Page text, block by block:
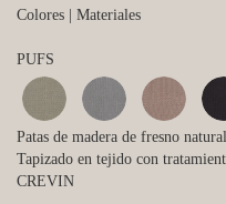
Colores | Materiales
PUFS
Patas de madera de fresno
Tapizado en tejido con
CREVIN